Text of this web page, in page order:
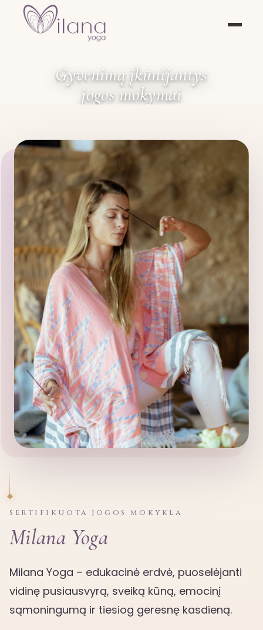
Gyvenimą įkūnijantys
jogos mokymai
SERTIFIKUOTA JOGOS MOKYKLA
Milana Yoga
Milana Yoga – edukacinė erdvė, puoselėjanti
vidinę pusiausvyrą, sveiką kūną, emocinį
sąmoningumą ir tiesiog geresnę kasdieną.